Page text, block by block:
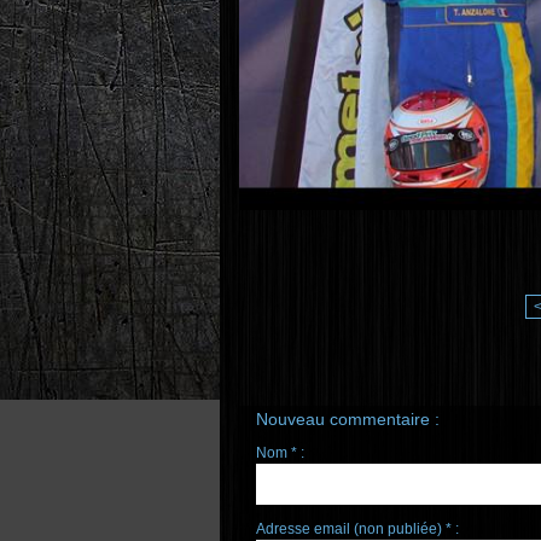
<
Nouveau commentaire :
Nom * :
Adresse email (non publiée) * :